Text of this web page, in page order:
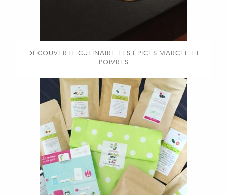
DÉCOUVERTE CULINAIRE LES ÉPICES MARCEL ET
POIVRES